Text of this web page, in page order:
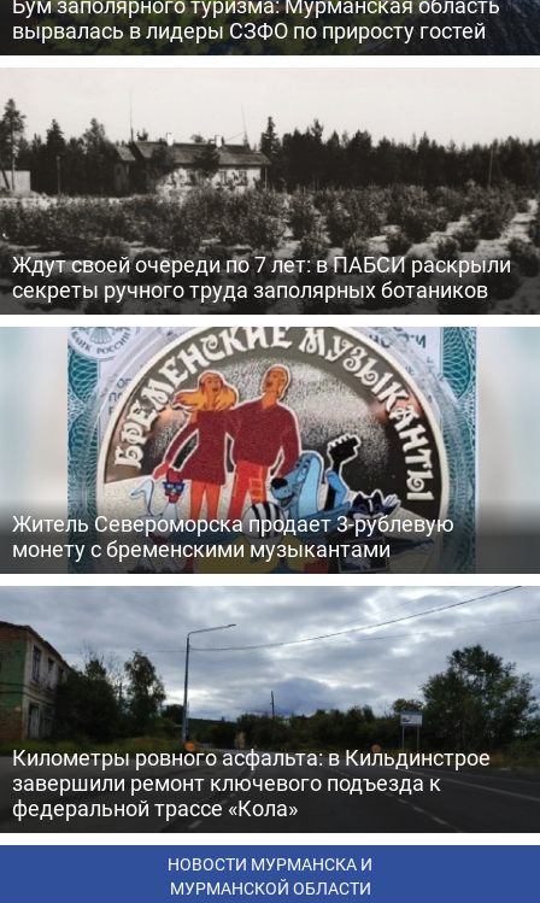
вырвалась в лидеры СЗФО по приросту гостей
Ждут своей очереди по 7 лет: в ПАБСИ раскрыли
секреты ручного труда заполярных ботаников
Житель Североморска продает 3-рублевую
монету с бременскими музыкантами
Километры ровного асфальта: в Кильдинстрое
завершили ремонт ключевого подъезда к
федеральной трассе «Кола»
НОВОСТИ МУРМАНСКА И
МУРМАНСКОЙ ОБЛАСТИ